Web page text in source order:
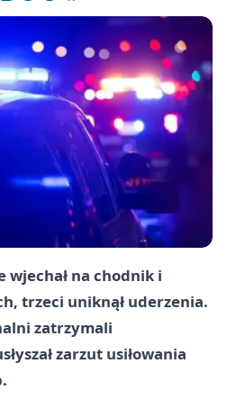
wjechał na chodnik i
trzeci uniknął uderzenia.
zatrzymali
zarzut usiłowania